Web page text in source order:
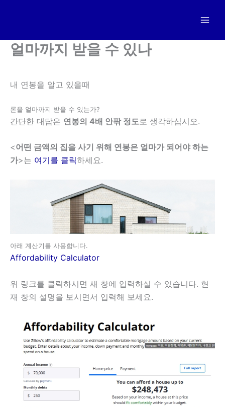
얼마까지 받을 수 있나
내 연봉을 알고 있을때
론을 얼마까지 받을 수 있는가?
간단한 대답은 연봉의 4배 안팎 정도 로 생각하십시오.
<어떤 금액의 집을 사기 위해 연봉은 얼마가 되어야 하는
가>는 여기를 클릭하세요.
아래 계산기를 사용합니다.
Affordability Calculator
위 링크를 클릭하시면 새 창에 입력하실 수 있습니다. 현
재 창의 설명을 보시면서 입력해 보세요.